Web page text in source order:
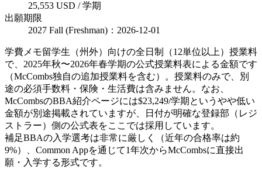
25,553 USD / 学期
出願期限
2027 Fall (Freshman)：2026-12-01
学費メモ留学生（州外）向けの全日制（12単位以上）授業料
で、2025年秋〜2026年春学期の公式授業料表による金額です
（McCombs独自の追加授業料を含む）。授業料のみで、別
途の必須手数料・保険・生活費は含みません。なお、
McCombsのBBA紹介ページには$23,249/学期というやや低い
金額が別途掲載されていますが、日付が明確な登録部（レジ
ストラー）側の公式表をここでは採用しています。
補足BBAの入学選考は非常に厳しく（近年の合格率は約
9%）、Common Appを通じて1年次からMcCombsに直接出
願・入学する形式です。